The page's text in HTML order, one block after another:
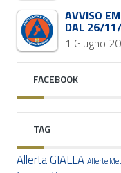
AVVISO
DAL 26/
1 Giugno
FACEBOOK
TAG
Allerta GIALLA Allerte